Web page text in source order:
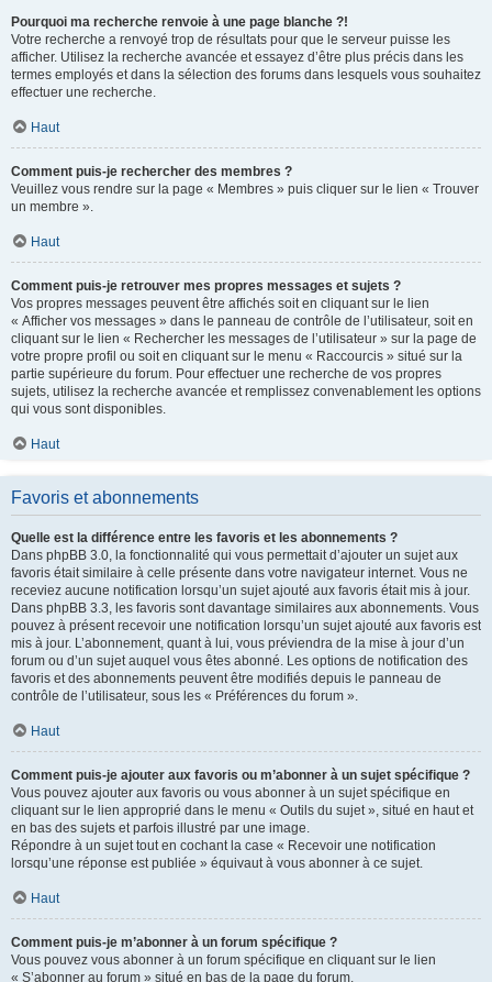
Pourquoi ma recherche renvoie à une page blanche ?!
Votre recherche a renvoyé trop de résultats pour que le serveur puisse les
afficher. Utilisez la recherche avancée et essayez d’être plus précis dans les
termes employés et dans la sélection des forums dans lesquels vous souhaitez
effectuer une recherche.
Haut
Comment puis-je rechercher des membres ?
Veuillez vous rendre sur la page « Membres » puis cliquer sur le lien « Trouver
un membre ».
Haut
Comment puis-je retrouver mes propres messages et sujets ?
Vos propres messages peuvent être affichés soit en cliquant sur le lien
« Afficher vos messages » dans le panneau de contrôle de l’utilisateur, soit en
cliquant sur le lien « Rechercher les messages de l’utilisateur » sur la page de
votre propre profil ou soit en cliquant sur le menu « Raccourcis » situé sur la
partie supérieure du forum. Pour effectuer une recherche de vos propres
sujets, utilisez la recherche avancée et remplissez convenablement les options
qui vous sont disponibles.
Haut
Favoris et abonnements
Quelle est la différence entre les favoris et les abonnements ?
Dans phpBB 3.0, la fonctionnalité qui vous permettait d’ajouter un sujet aux
favoris était similaire à celle présente dans votre navigateur internet. Vous ne
receviez aucune notification lorsqu’un sujet ajouté aux favoris était mis à jour.
Dans phpBB 3.3, les favoris sont davantage similaires aux abonnements. Vous
pouvez à présent recevoir une notification lorsqu’un sujet ajouté aux favoris est
mis à jour. L’abonnement, quant à lui, vous préviendra de la mise à jour d’un
forum ou d’un sujet auquel vous êtes abonné. Les options de notification des
favoris et des abonnements peuvent être modifiés depuis le panneau de
contrôle de l’utilisateur, sous les « Préférences du forum ».
Haut
Comment puis-je ajouter aux favoris ou m’abonner à un sujet spécifique ?
Vous pouvez ajouter aux favoris ou vous abonner à un sujet spécifique en
cliquant sur le lien approprié dans le menu « Outils du sujet », situé en haut et
en bas des sujets et parfois illustré par une image.
Répondre à un sujet tout en cochant la case « Recevoir une notification
lorsqu’une réponse est publiée » équivaut à vous abonner à ce sujet.
Haut
Comment puis-je m’abonner à un forum spécifique ?
Vous pouvez vous abonner à un forum spécifique en cliquant sur le lien
« S’abonner au forum » situé en bas de la page du forum.